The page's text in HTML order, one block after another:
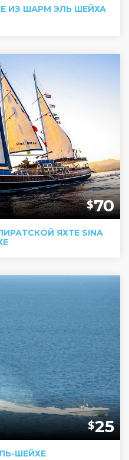
ИЗ ШАРМ ЭЛЬ ШЕЙХА
$70
ЯХТЕ SINA
$25
ШЕЙХЕ